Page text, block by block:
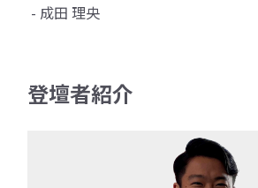
- 成田 理央
登壇者紹介